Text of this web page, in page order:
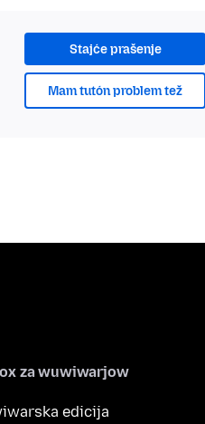
Stajće prašenje
Mam tutón problem tež
za wuwiwarjow
edicija